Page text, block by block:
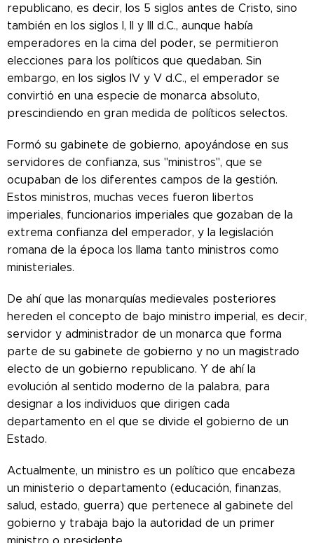
republicano, es decir, los 5 siglos antes de Cristo, sino
también en los siglos I, II y III d.C., aunque había
emperadores en la cima del poder, se permitieron
elecciones para los políticos que quedaban. Sin
embargo, en los siglos IV y V d.C., el emperador se
convirtió en una especie de monarca absoluto,
prescindiendo en gran medida de políticos selectos.
Formó su gabinete de gobierno, apoyándose en sus
servidores de confianza, sus "ministros", que se
ocupaban de los diferentes campos de la gestión.
Estos ministros, muchas veces fueron libertos
imperiales, funcionarios imperiales que gozaban de la
extrema confianza del emperador, y la legislación
romana de la época los llama tanto ministros como
ministeriales.
De ahí que las monarquías medievales posteriores
hereden el concepto de bajo ministro imperial, es decir,
servidor y administrador de un monarca que forma
parte de su gabinete de gobierno y no un magistrado
electo de un gobierno republicano. Y de ahí la
evolución al sentido moderno de la palabra, para
designar a los individuos que dirigen cada
departamento en el que se divide el gobierno de un
Estado.
Actualmente, un ministro es un político que encabeza
un ministerio o departamento (educación, finanzas,
salud, estado, guerra) que pertenece al gabinete del
gobierno y trabaja bajo la autoridad de un primer